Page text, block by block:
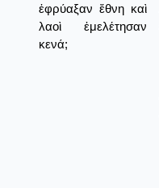
ἐφρύαξαν ἔθνη καὶ
λαοὶ ἐμελέτησαν
κενά;